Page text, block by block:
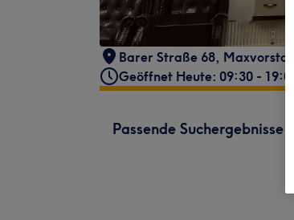
Barer Straße 68, Maxvorstadt
Geöffnet Heute: 09:30 - 19:00
Passende Suchergebnisse